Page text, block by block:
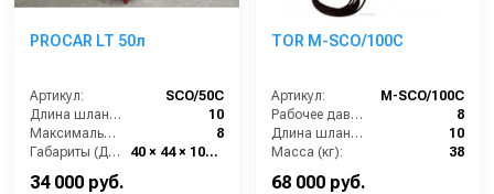
PROCAR LT 50л
Артикул:
SCO/50C
Длина шланга (м):
10
Максимальное давление (бар):
8
Габариты (ДхШхВ):
40 × 44 × 107 см
34 000 руб.
TOR М-SCO/100C
Артикул:
М-SCO/100C
Рабочее давление (бар):
8
Длина шланга (м):
10
Масса (кг):
38
68 000 руб.